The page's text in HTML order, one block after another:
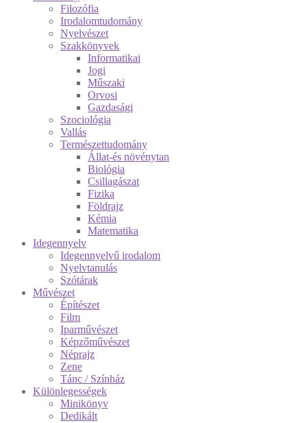
Filozófia
Irodalomtudomány
Nyelvészet
Szakkönyvek
Informatikai
Jogi
Műszaki
Orvosi
Gazdasági
Szociológia
Vallás
Természettudomány
Állat-és növénytan
Biológia
Csillagászat
Fizika
Földrajz
Kémia
Matematika
Idegennyelv
Idegennyelvű irodalom
Nyelvtanulás
Szótárak
Művészet
Építészet
Film
Iparművészet
Képzőművészet
Néprajz
Zene
Tánc / Színház
Különlegességek
Minikönyv
Dedikált